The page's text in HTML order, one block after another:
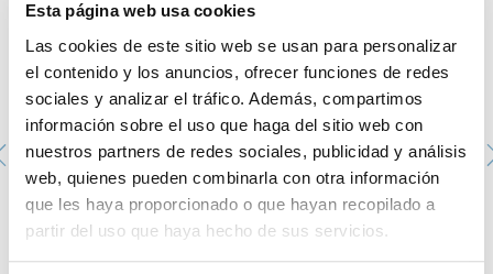
Esta página web usa cookies
Las cookies de este sitio web se usan para personalizar
el contenido y los anuncios, ofrecer funciones de redes
sociales y analizar el tráfico. Además, compartimos
información sobre el uso que haga del sitio web con
nuestros partners de redes sociales, publicidad y análisis
web, quienes pueden combinarla con otra información
que les haya proporcionado o que hayan recopilado a
partir del uso que haya hecho de sus servicios.
múltiples teclas virtuales e iconos representativos.
Estado del proceso y sus secuencias mediante
representaciones gráficas en tiempo real.
Registro de datos, incidencias e historial.
Guía de usuario en la propia pantalla.
Datalogger STERILDISK, micro 800. DOSTMANN.
0000DS-800
Envase
Disponibilidad:Ver stock